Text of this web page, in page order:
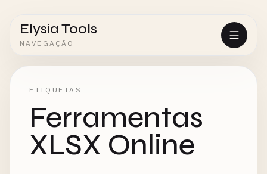
Elysia Tools
NAVEGAÇÃO
ETIQUETAS
Ferramentas
XLSX Online